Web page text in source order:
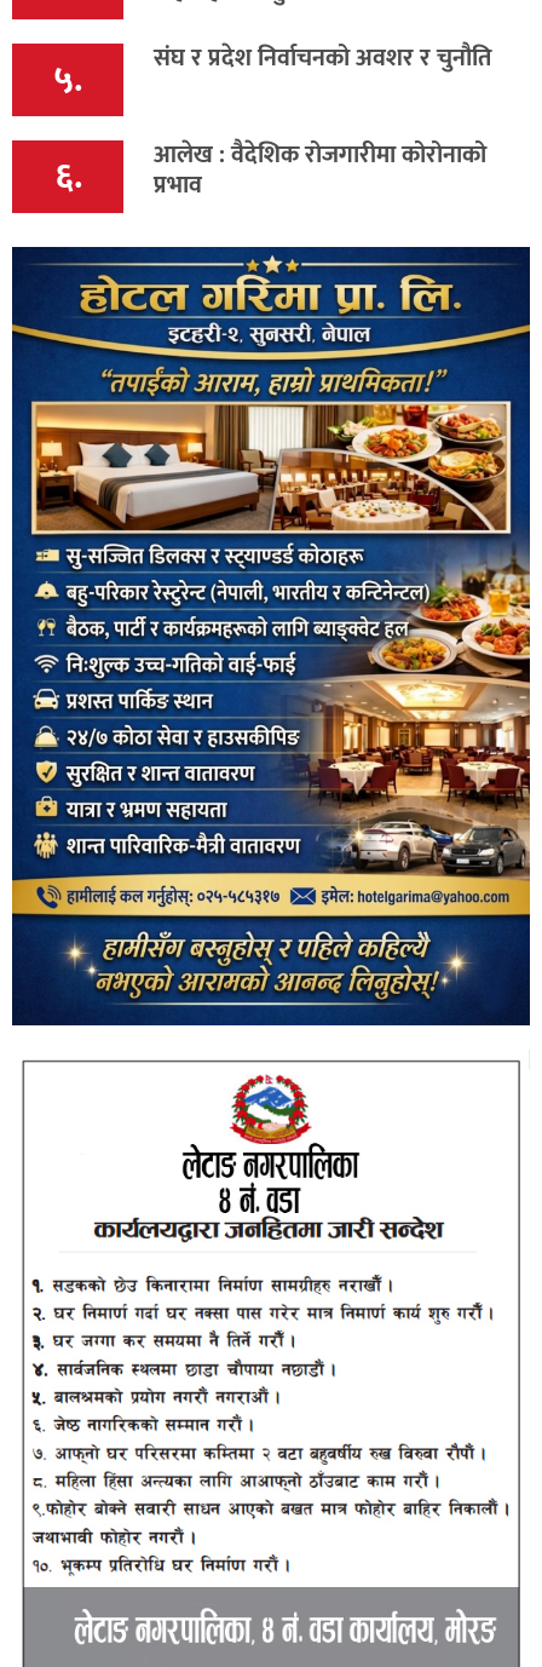
५. संघ र प्रदेश निर्वाचनको अवशर र चुनौति
६. आलेख : वैदेशिक रोजगारीमा कोरोनाको
प्रभाव